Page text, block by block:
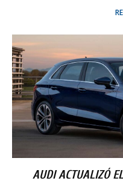
AUDI ACTUALIZÓ